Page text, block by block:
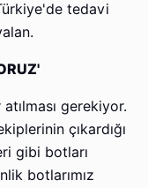
tedavi
gerekiyor.
çıkardığı
gibi botları
botlarımız